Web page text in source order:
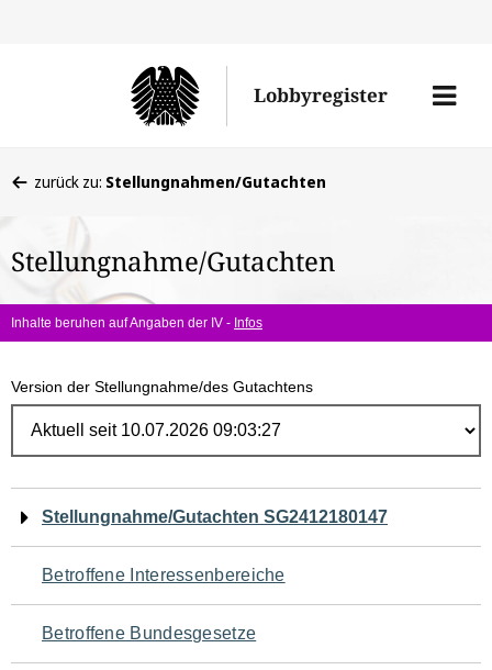
Lobbyregister
Menü
befinden
hier:
zurück zu: Stellungnahmen/Gutachten
Stellungnahme/Gutachten
Inhalte beruhen auf Angaben der IV - Infos
Version der Stellungnahme/des Gutachtens
Navigation
für
den
Seiteninhalt
Stellungnahme/Gutachten SG2412180147
Betroffene Interessenbereiche
Betroffene Bundesgesetze